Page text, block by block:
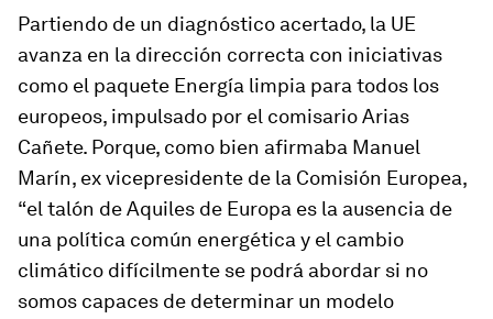
Partiendo de un diagnóstico acertado, la UE
avanza en la dirección correcta con iniciativas
como el paquete Energía limpia para todos los
europeos, impulsado por el comisario Arias
Cañete. Porque, como bien afirmaba Manuel
Marín, ex vicepresidente de la Comisión Europea,
“el talón de Aquiles de Europa es la ausencia de
una política común energética y el cambio
climático difícilmente se podrá abordar si no
somos capaces de determinar un modelo